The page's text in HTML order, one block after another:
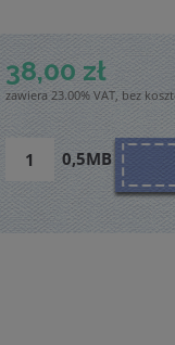
38,00 zł
zawiera 23.00% VAT, bez
0,5MB